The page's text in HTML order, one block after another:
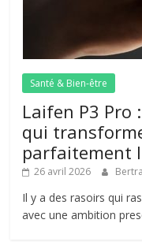
Santé & Bien-être
Laifen P3 Pro
qui
parfaitement
26 avril 2026
Il y a des rasoirs qui
avec une ambition